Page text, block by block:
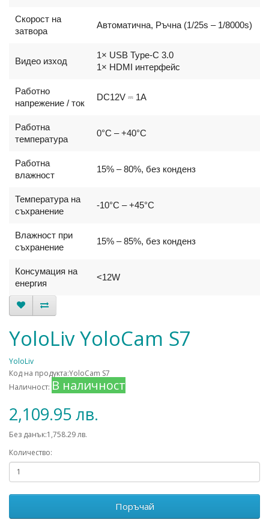
Скорост на
затвора
Автоматична, Ръчна (1/25s – 1/8000s)
Видео изход
1× USB Type-C 3.0
1× HDMI интерфейс
Работно
напрежение / ток
DC12V ⎓ 1A
Работна
температура
0°C – +40°C
Работна
влажност
15% – 80%, без конденз
Температура на
съхранение
-10°C – +45°C
Влажност при
съхранение
15% – 85%, без конденз
Консумация на
енергия
<12W
YoloLiv YoloCam S7
YoloLiv
Код на продукта:YoloCam S7
Наличност: В наличност
2,109.95 лв.
Без данък:1,758.29 лв.
Количество:
Поръчай